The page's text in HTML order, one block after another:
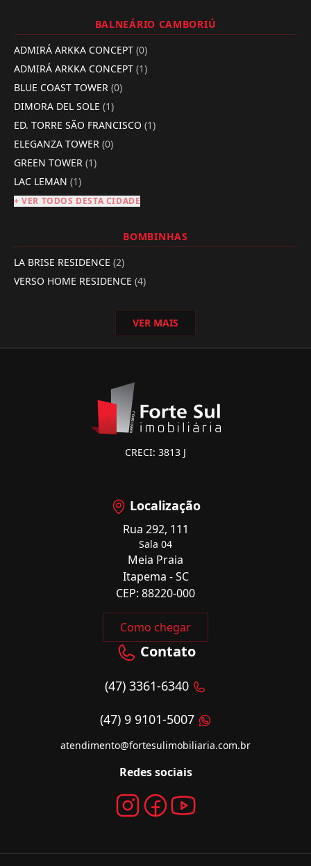
BALNEÁRIO CAMBORIÚ
ADMIRÁ ARKKA CONCEPT (0)
ADMIRÁ ARKKA CONCEPT (1)
BLUE COAST TOWER (0)
DIMORA DEL SOLE (1)
ED. TORRE SÃO FRANCISCO (1)
ELEGANZA TOWER (0)
GREEN TOWER (1)
LAC LEMAN (1)
+ VER TODOS DESTA CIDADE
BOMBINHAS
LA BRISE RESIDENCE (2)
VERSO HOME RESIDENCE (4)
VER MAIS
CRECI: 3813 J
Localização
Rua 292, 111
Sala 04
Meia Praia
Itapema - SC
CEP: 88220-000
Como chegar
Contato
(47) 3361-6340
(47) 9 9101-5007
atendimento@fortesulimobiliaria.com.br
Redes sociais